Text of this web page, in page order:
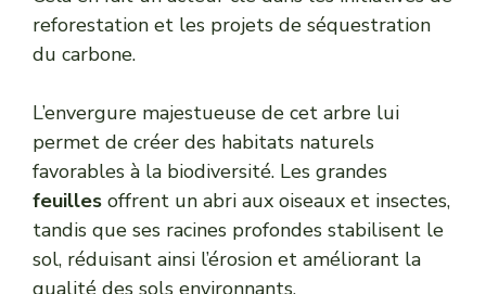
reforestation et les projets de séquestration
du carbone.
L’envergure majestueuse de cet arbre lui
permet de créer des habitats naturels
favorables à la biodiversité. Les grandes
feuilles offrent un abri aux oiseaux et insectes,
tandis que ses racines profondes stabilisent le
sol, réduisant ainsi l’érosion et améliorant la
qualité des sols environnants.